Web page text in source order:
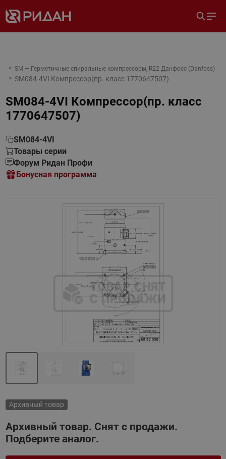
SM — Герметичные спиральные компрессоры, R22 Данфосс (Danfoss)
SM084-4VI Компрессор(пр. класс 1770647507)
SM084-4VI Компрессор(пр. класс
1770647507)
SM084-4VI
Товары серии
Форум Ридан Профи
Бонусная программа
Архивный товар
Архивный товар. Снят с продажи.
Подберите аналог.